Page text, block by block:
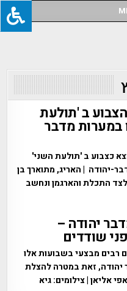
ב 'תולעת
במערות מדבר
כצבוע ב 'תולעת השני'
יהודה | האריג, מתוארך בן
לצד התכלת והארגמן ונחשב
יהודה –
שודדים
רבים מבצעי בשבועות אלו
יהודה, זאת במטרה להצלת
אליאן | צילומים: גיא